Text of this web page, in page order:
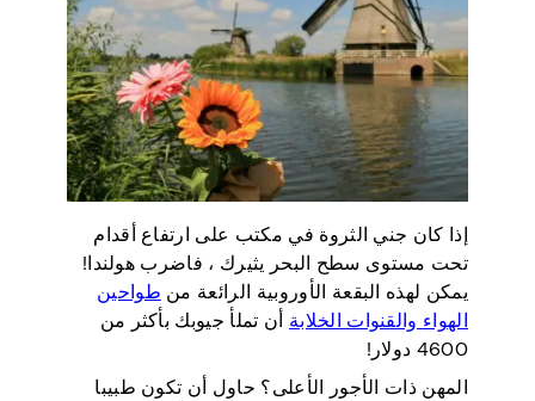
إذا كان جني الثروة في مكتب على ارتفاع أقدام
تحت مستوى سطح البحر يثيرك ، فاضرب هولندا!
يمكن لهذه البقعة الأوروبية الرائعة من طواحين
الهواء والقنوات الخلابة أن تملأ جيوبك بأكثر من
4600 دولار!
المهن ذات الأجور الأعلى؟ حاول أن تكون طبيبا